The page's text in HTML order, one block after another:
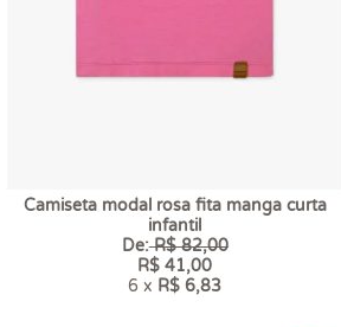
Camiseta modal rosa fita manga curta
infantil
De:R$ 82,00
R$ 41,00
6 x R$ 6,83